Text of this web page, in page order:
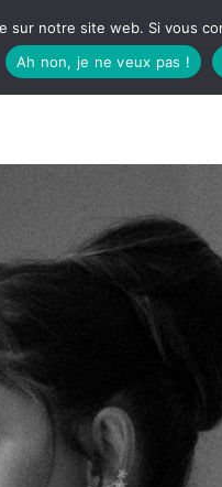
À MANGER
sur notre site web. Si vous
Ah non, je ne veux pas !